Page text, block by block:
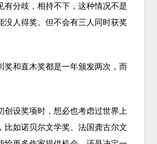
有分歧，相持不下，这种情况不是
没人得奖。但不会有三人同时获奖
奖和直木奖都是一年颁发两次，而
创设奖项时，想必也考虑过世界上
比如诺贝尔文学奖、法国龚古尔文